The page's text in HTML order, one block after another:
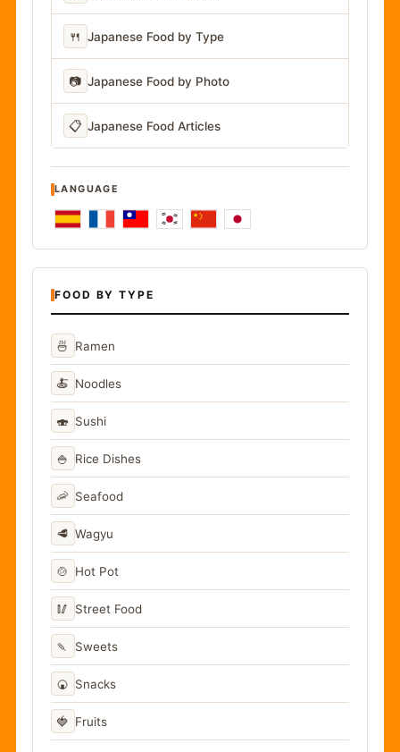
🍴 Japanese Food by Type
📷 Japanese Food by Photo
📋 Japanese Food Articles
LANGUAGE
FOOD BY TYPE
🍜 Ramen
🍝 Noodles
🍣 Sushi
🍚 Rice Dishes
🦐 Seafood
🥩 Wagyu
🍲 Hot Pot
🥢 Street Food
🍡 Sweets
🍘 Snacks
🍓 Fruits